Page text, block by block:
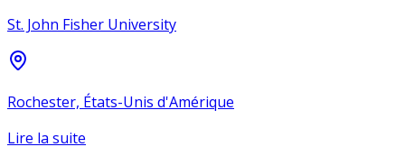
St. John Fisher University
Rochester, États-Unis d'Amérique
Lire la suite